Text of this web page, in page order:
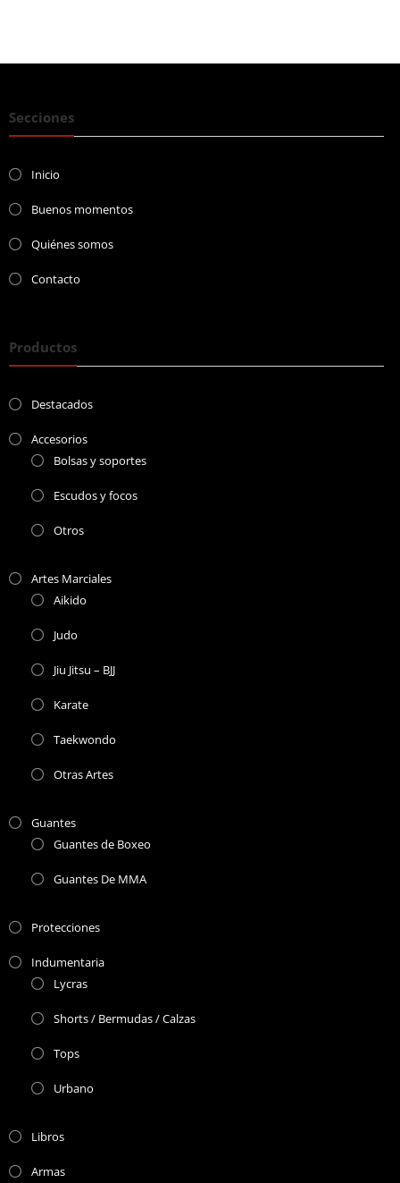
Secciones
Inicio
Buenos momentos
Quiénes somos
Contacto
Productos
Destacados
Accesorios
Bolsas y soportes
Escudos y focos
Otros
Artes Marciales
Aikido
Judo
Jiu Jitsu – BJJ
Karate
Taekwondo
Otras Artes
Guantes
Guantes de Boxeo
Guantes De MMA
Protecciones
Indumentaria
Lycras
Shorts / Bermudas / Calzas
Tops
Urbano
Libros
Armas